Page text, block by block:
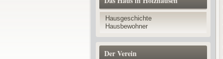
Hausgeschichte
Hausbewohner
Der Verein